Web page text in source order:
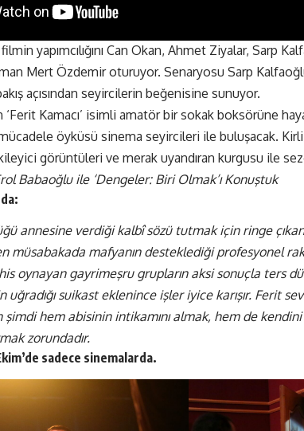
filmin yapımcılığını Can Okan, Ahmet Ziyalar, Sarp
Mert Özdemir oturuyor. Senaryosu Sarp
açısından seyircilerin beğenisine sunuyor.
‘Ferit Kamacı’ isimli amatör bir sokak boksörüne
öyküsü sinema seyircileri ile buluşacak. Kirli
görüntüleri ve merak uyandıran kurgusu ile
Babaoğlu ile ‘Dengeler: Biri Olmak’ı Konuştuk
annesine verdiği kalbî sözü tutmak için ringe
müsabakada mafyanın desteklediği profesyonel
oynayan gayrimeşru grupların aksi sonuçla ters
uğradığı suikast eklenince işler iyice karışır. Ferit
hem abisinin intikamını almak, hem de
zorundadır.
sadece sinemalarda.